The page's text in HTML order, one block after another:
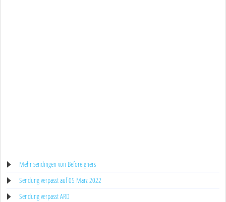
Mehr sendingen von Beforeigners
Sendung verpasst auf 05 März 2022
Sendung verpasst ARD